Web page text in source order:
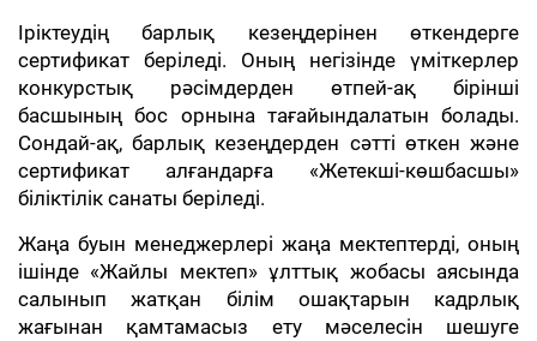
Іріктеудің барлық кезеңдерінен өткендерге
сертификат беріледі. Оның негізінде үміткерлер
конкурстық рәсімдерден өтпей-ақ бірінші
басшының бос орнына тағайындалатын болады.
Сондай-ақ, барлық кезеңдерден сәтті өткен және
сертификат алғандарға «Жетекші-көшбасшы»
біліктілік санаты беріледі.
Жаңа буын менеджерлері жаңа мектептерді, оның
ішінде «Жайлы мектеп» ұлттық жобасы аясында
салынып жатқан білім ошақтарын кадрлық
жағынан қамтамасыз ету мәселесін шешуге